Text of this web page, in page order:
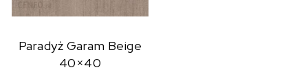
Paradyż Garam Beige
40×40